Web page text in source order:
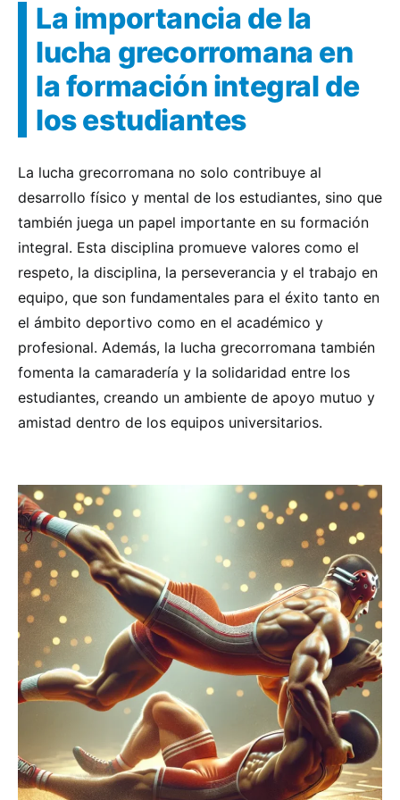
La importancia de la
lucha grecorromana en
la formación integral de
los estudiantes
La lucha grecorromana no solo contribuye al
desarrollo físico y mental de los estudiantes, sino que
también juega un papel importante en su formación
integral. Esta disciplina promueve valores como el
respeto, la disciplina, la perseverancia y el trabajo en
equipo, que son fundamentales para el éxito tanto en
el ámbito deportivo como en el académico y
profesional. Además, la lucha grecorromana también
fomenta la camaradería y la solidaridad entre los
estudiantes, creando un ambiente de apoyo mutuo y
amistad dentro de los equipos universitarios.